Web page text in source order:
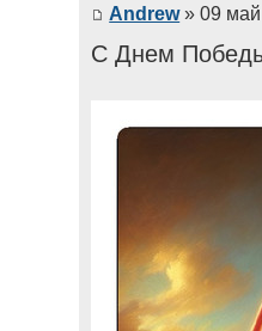
Andrew» 09 май
С Днем